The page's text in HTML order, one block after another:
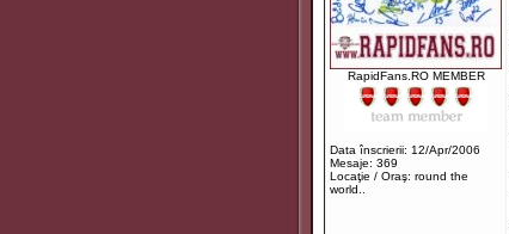
RapidFans.RO MEMBER
Data înscrierii: 12/Apr/2006
Mesaje: 369
Locaţie / Oraş: round the
world..